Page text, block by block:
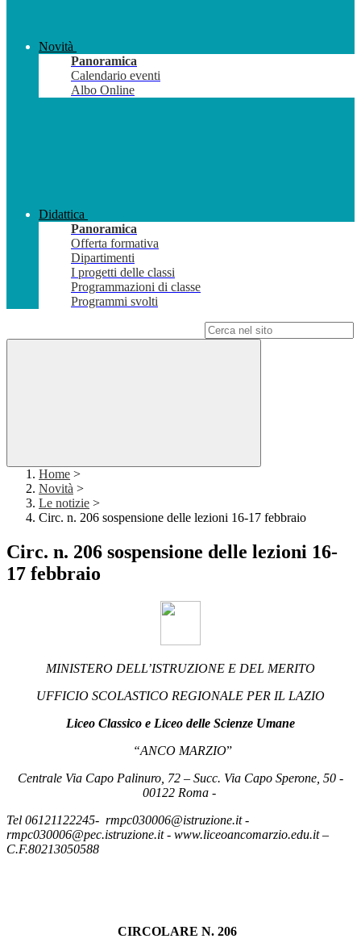
Novità
Panoramica
Calendario eventi
Albo Online
Didattica
Panoramica
Offerta formativa
Dipartimenti
I progetti delle classi
Programmazioni di classe
Programmi svolti
Home >
Novità >
Le notizie >
Circ. n. 206 sospensione delle lezioni 16-17 febbraio
Circ. n. 206 sospensione delle lezioni 16-
17 febbraio
MINISTERO DELL’ISTRUZIONE E DEL MERITO
UFFICIO SCOLASTICO REGIONALE PER IL LAZIO
Liceo Classico e Liceo delle Scienze Umane
“ANCO MARZIO”
Centrale Via Capo Palinuro, 72 – Succ. Via Capo Sperone, 50 -
00122 Roma -
Tel 06121122245- rmpc030006@istruzione.it -
rmpc030006@pec.istruzione.it- www.liceoancomarzio.edu.it –
C.F.80213050588
CIRCOLARE N. 206